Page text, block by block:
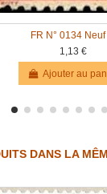
FR N° 0134
1,13 €
Ajouter au
DANS LA